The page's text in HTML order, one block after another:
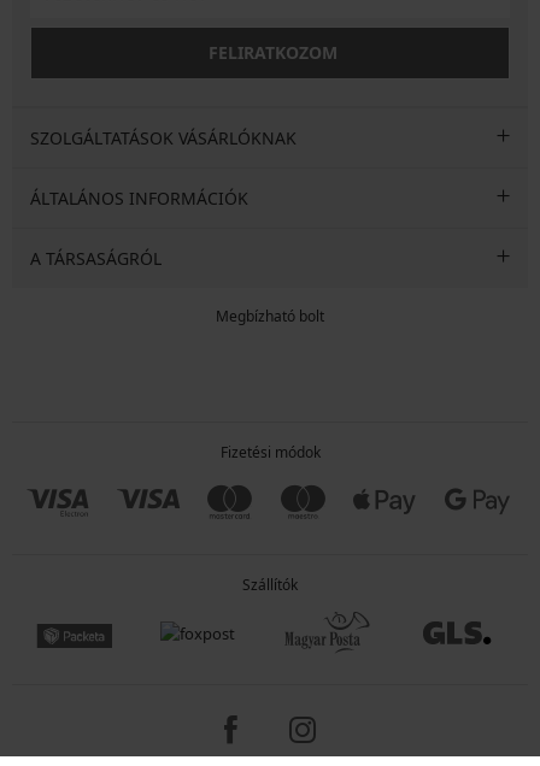
FELIRATKOZOM
SZOLGÁLTATÁSOK VÁSÁRLÓKNAK
ÁLTALÁNOS INFORMÁCIÓK
A TÁRSASÁGRÓL
Megbízható bolt
Fizetési módok
Szállítók